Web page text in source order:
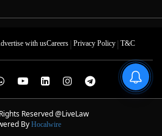
with usCareers| Privacy Policy| T&C
Reserved @LiveLaw
By Hocalwire